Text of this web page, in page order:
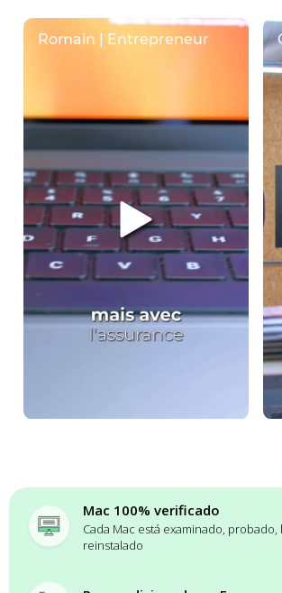
Mac 100% verificado
Cada Mac está examinado, probado,
reinstalado